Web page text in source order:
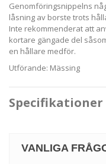
Genomföringsnippelns
låsning av borste trots
Inte rekommenderat att
kortare gängade del
en hållare medför.
Utförande: Mässing
Specifikationer
VANLIGA